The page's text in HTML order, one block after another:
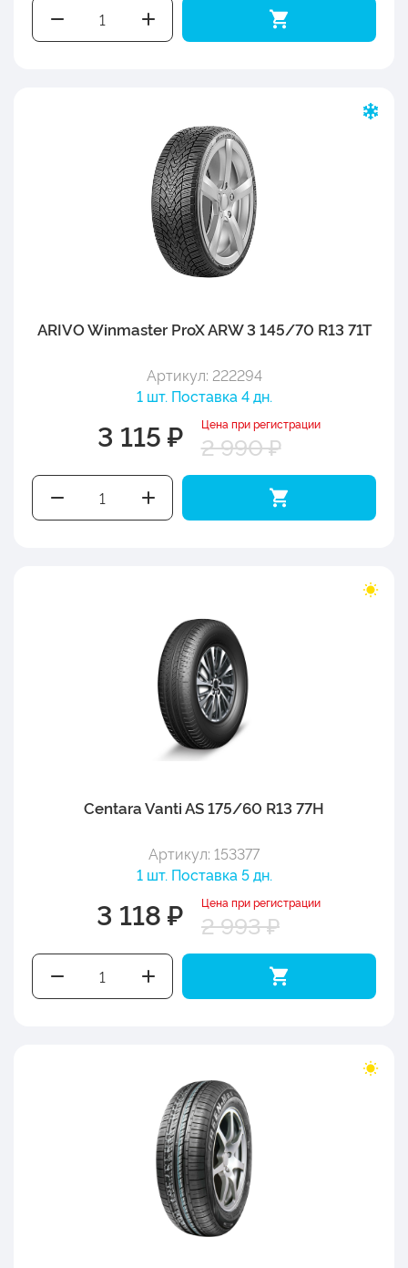
ARIVO Winmaster ProX ARW 3 145/70 R13 71T
Артикул: 222294
1 шт. Поставка 4 дн.
3 115 ₽ Цена при регистрации
2 990 ₽
Centara Vanti AS 175/60 R13 77H
Артикул: 153377
1 шт. Поставка 5 дн.
3 118 ₽ Цена при регистрации
2 993 ₽